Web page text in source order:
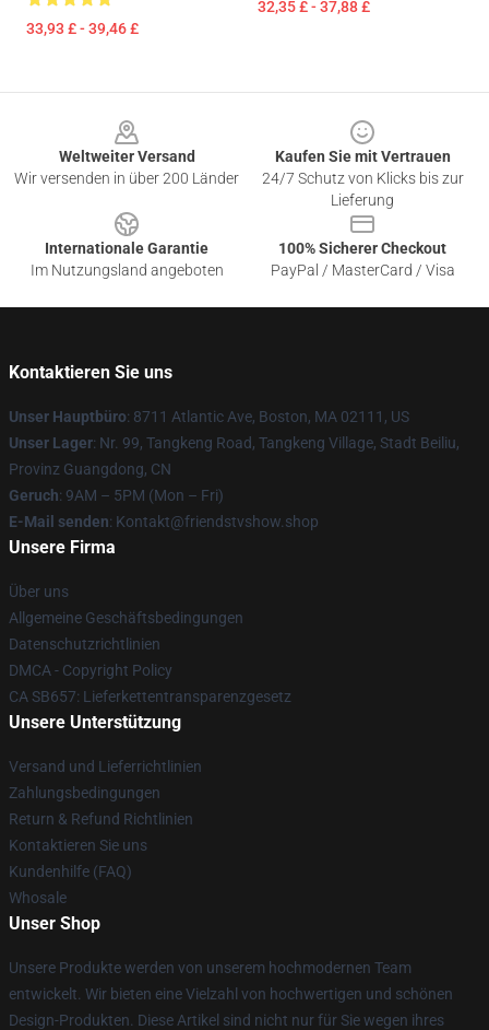
33,93 £ - 39,46 £
32,35 £ - 37,88 £
Weltweiter Versand
Wir versenden in über 200 Länder
Kaufen Sie mit Vertrauen
24/7 Schutz von Klicks bis zur
Lieferung
Internationale Garantie
Im Nutzungsland angeboten
100% Sicherer Checkout
PayPal / MasterCard / Visa
Kontaktieren Sie uns
Unser Hauptbüro: 8711 Atlantic Ave, Boston, MA 02111, US
Unser Lager: Nr. 99, Tangkeng Road, Tangkeng Village, Stadt Beiliu,
Provinz Guangdong, CN
Geruch: 9AM – 5PM (Mon – Fri)
E-Mail senden: Kontakt@friendstvshow.shop
Unsere Firma
Über uns
Allgemeine Geschäftsbedingungen
Datenschutzrichtlinien
DMCA - Copyright Policy
CA SB657: Lieferkettentransparenzgesetz
Unsere Unterstützung
Versand und Lieferrichtlinien
Zahlungsbedingungen
Return & Refund Richtlinien
Kontaktieren Sie uns
Kundenhilfe (FAQ)
Whosale
Unser Shop
Unsere Produkte werden von unserem hochmodernen Team
entwickelt. Wir bieten eine Vielzahl von hochwertigen und schönen
Design-Produkten. Diese Artikel sind nicht nur für Sie wegen ihres